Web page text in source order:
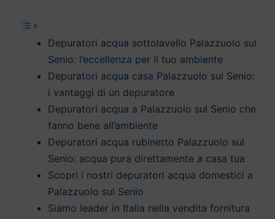
Depuratori acqua sottolavello Palazzuolo sul
Senio: l’eccellenza per il tuo ambiente
Depuratori acqua casa Palazzuolo sul Senio:
i vantaggi di un depuratore
Depuratori acqua a Palazzuolo sul Senio che
fanno bene all’ambiente
Depuratori acqua rubinetto Palazzuolo sul
Senio: acqua pura direttamente a casa tua
Scopri i nostri depuratori acqua domestici a
Palazzuolo sul Senio
Siamo leader in Italia nella vendita fornitura